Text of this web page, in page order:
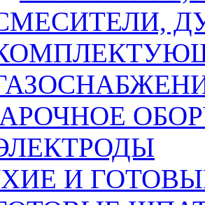
И